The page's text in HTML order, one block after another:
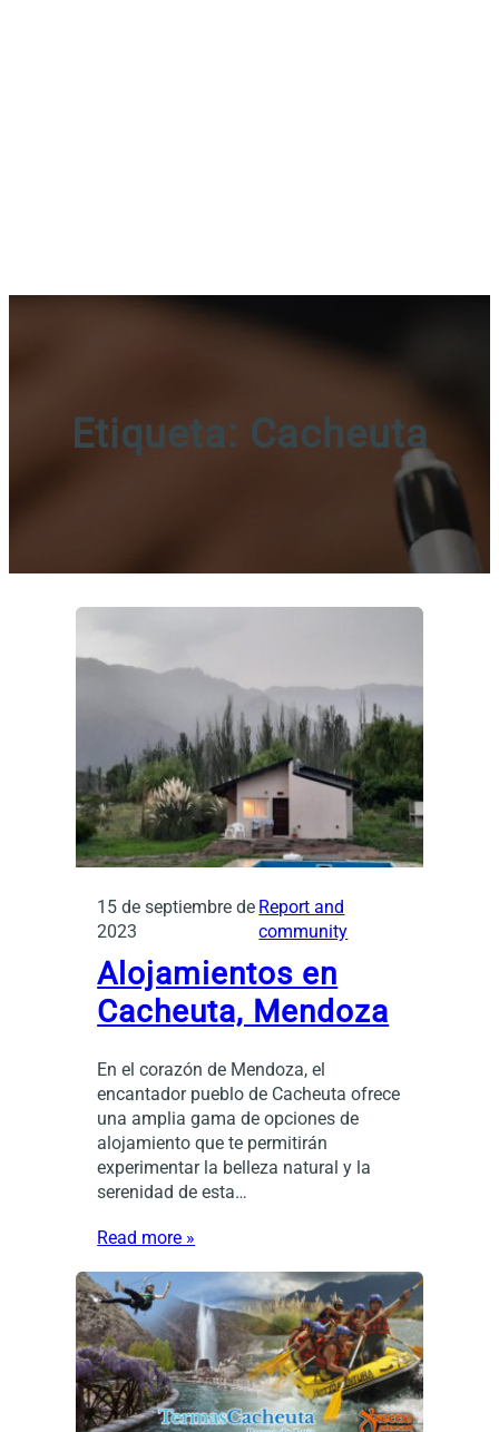
Etiqueta: Cacheuta
15 de septiembre de
2023
Report and
community
Alojamientos en
Cacheuta, Mendoza
En el corazón de Mendoza, el
encantador pueblo de Cacheuta ofrece
una amplia gama de opciones de
alojamiento que te permitirán
experimentar la belleza natural y la
serenidad de esta…
Read more »